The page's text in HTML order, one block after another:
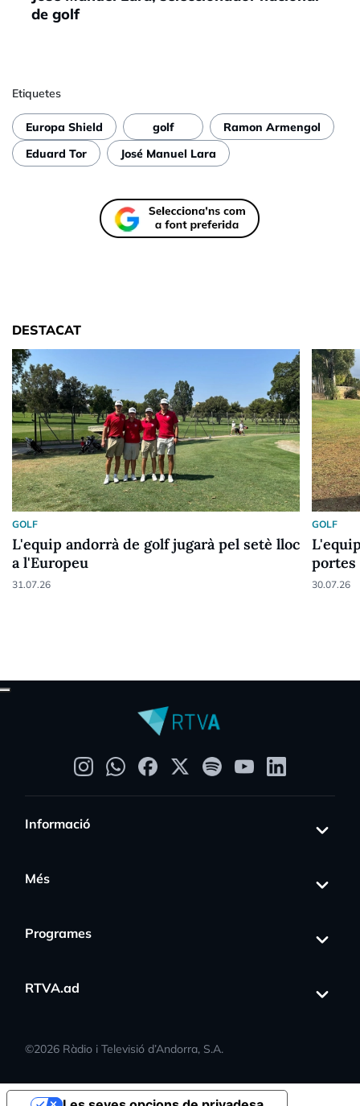
de golf
Etiquetes
Europa Shield golf
Ramon Armengol
Eduard Tor
José Manuel Lara
DESTACAT
GOLF
L'equip andorrà de golf jugarà pel setè lloc
a l'Europeu
31.07.26
GOLF
portes
30.07.26
Informació
Més
Programes
RTVA.ad
©2026 Ràdio i Televisió d’Andorra, S.A.